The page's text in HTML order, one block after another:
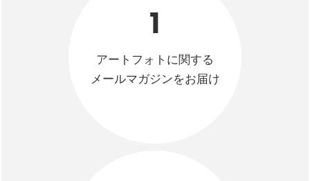
1
アートフォトに関する
メールマガジンをお届け